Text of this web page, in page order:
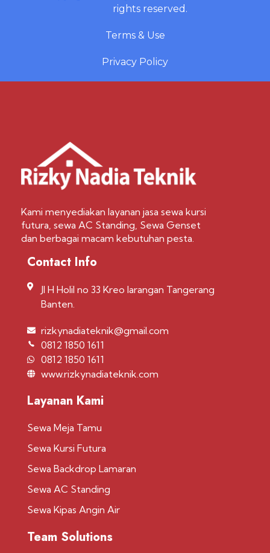
rights reserved.
Terms & Use
Privacy Policy
Kami menyediakan layanan jasa sewa kursi
futura, sewa AC Standing, Sewa Genset
dan berbagai macam kebutuhan pesta.
Contact Info
Jl H Holil no 33 Kreo larangan Tangerang
Banten.
rizkynadiateknik@gmail.com
0812 1850 1611
0812 1850 1611
www.rizkynadiateknik.com
Layanan Kami
Sewa Meja Tamu
Sewa Kursi Futura
Sewa Backdrop Lamaran
Sewa AC Standing
Sewa Kipas Angin Air
Team Solutions